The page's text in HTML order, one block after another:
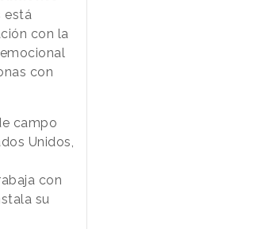
está
con la
con
campo
Unidos,
con
su